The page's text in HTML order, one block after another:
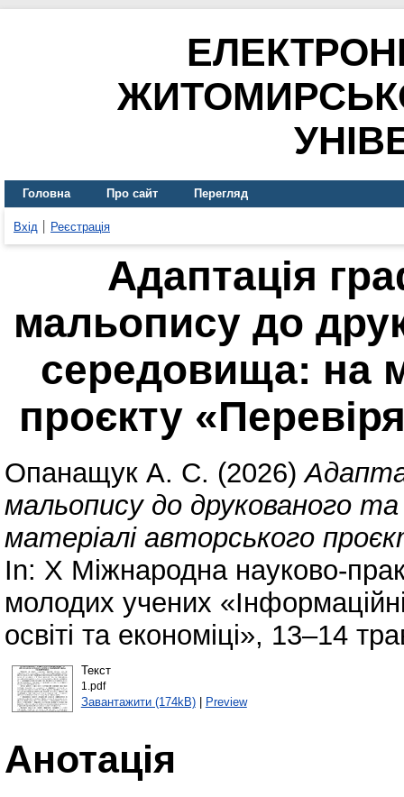
Головна Про сайт Перегляд
Вхід Реєстрація
Адаптація
мальопису до
середовища: на
проєкту
Опанащук А. С. (2026)
мальопису до друкованого
матеріалі авторського
In: Х Міжнародна науково-
молодих учених
освіті та економіці», 13–14
Текст
1.pdf
Завантажити (174kB)| Preview
Анотація